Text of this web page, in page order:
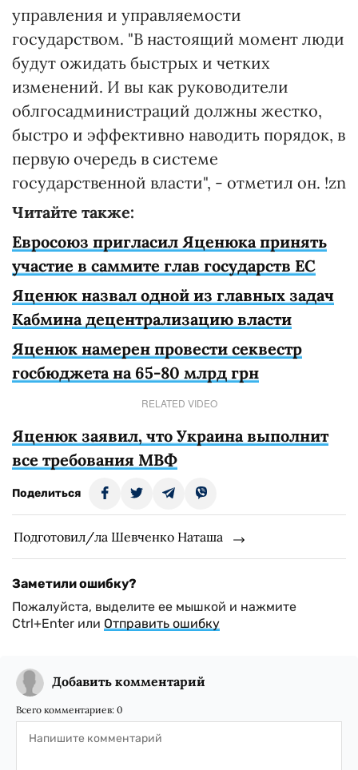
управления и управляемости
государством. "В настоящий момент люди
будут ожидать быстрых и четких
изменений. И вы как руководители
облгосадминистраций должны жестко,
быстро и эффективно наводить порядок, в
первую очередь в системе
государственной власти", - отметил он. !zn
Читайте также:
Евросоюз пригласил Яценюка принять
участие в саммите глав государств ЕС
Яценюк назвал одной из главных задач
Кабмина децентрализацию власти
Яценюк намерен провести секвестр
госбюджета на 65-80 млрд грн
RELATED VIDEO
Яценюк заявил, что Украина выполнит
все требования МВФ
Поделиться
Подготовил/ла Шевченко Наташа
Заметили ошибку?
Пожалуйста, выделите ее мышкой и нажмите
Ctrl+Enter или Отправить ошибку
Добавить комментарий
Всего комментариев: 0